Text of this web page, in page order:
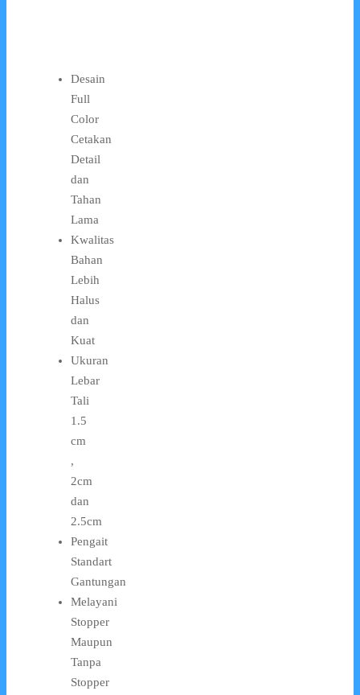
Desain
Full
Color
Cetakan
Detail
dan
Tahan
Lama
Kwalitas
Bahan
Lebih
Halus
dan
Kuat
Ukuran
Lebar
Tali
1.5
cm
,
2cm
dan
2.5cm
Pengait
Standart
Gantungan
Melayani
Stopper
Maupun
Tanpa
Stopper